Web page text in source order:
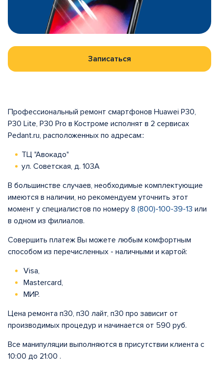
Записаться
Профессиональный ремонт смартфонов Huawei P30,
P30 Lite, P30 Pro в Костроме исполнят в 2 сервисах
Pedant.ru, расположенных по адресам::
ТЦ "Авокадо"
ул. Советская, д. 103А
В большинстве случаев, необходимые комплектующие
имеются в наличии, но рекомендуем уточнить этот
момент у специалистов по номеру 8 (800)-100-39-13 или
в одном из филиалов.
Совершить платеж Вы можете любым комфортным
способом из перечисленных - наличными и картой:
Visa,
Mastercard,
МИР.
Цена ремонта п30, п30 лайт, п30 про зависит от
производимых процедур и начинается от 590 руб.
Все манипуляции выполняются в присутствии клиента с
10:00 до 21:00 .